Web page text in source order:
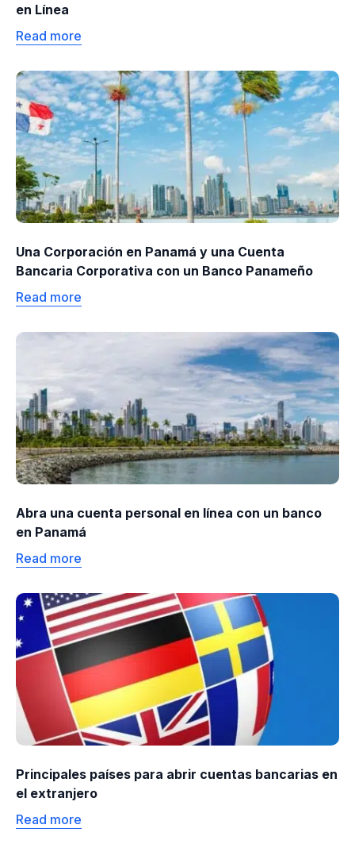
en Línea
Read more
Una Corporación en Panamá y una Cuenta
Bancaria Corporativa con un Banco Panameño
Read more
Abra una cuenta personal en línea con un banco
en Panamá
Read more
Principales países para abrir cuentas bancarias en
el extranjero
Read more